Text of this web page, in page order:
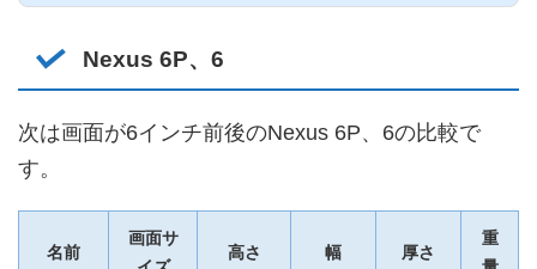
Nexus 6P、6
次は画面が6インチ前後のNexus 6P、6の比較で
す。
名前
画面サ
高さ 幅 厚さ
重